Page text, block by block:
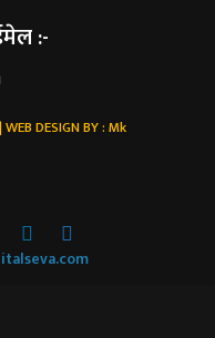
:-
DESIGN BY :Mk